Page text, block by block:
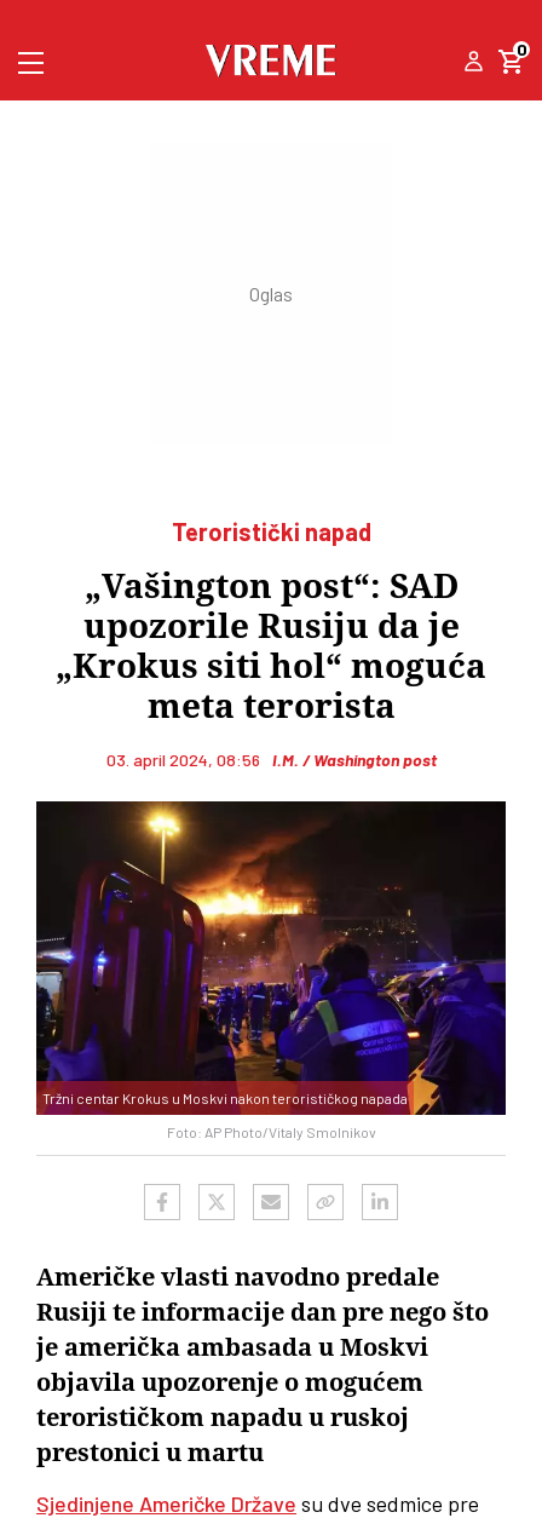
0
Teroristički napad
„Vašington post“: SAD
upozorile Rusiju da je
„Krokus siti hol“ moguća
meta terorista
03. april 2024, 08:56 I.M. / Washington post
Foto: AP Photo/Vitaly Smolnikov
Tržni centar Krokus u Moskvi nakon terorističkog napada
Američke vlasti navodno predale
Rusiji te informacije dan pre nego što
je američka ambasada u Moskvi
objavila upozorenje o mogućem
terorističkom napadu u ruskoj
prestonici u martu
Sjedinjene Američke Države su dve sedmice pre